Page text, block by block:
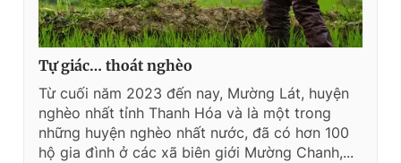
Tự giác… thoát nghèo
Từ cuối năm 2023 đến nay, Mường Lát, huyện
nghèo nhất tỉnh Thanh Hóa và là một trong
những huyện nghèo nhất nước, đã có hơn 100
hộ gia đình ở các xã biên giới Mường Chanh,...